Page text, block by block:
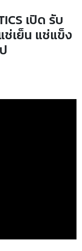
เปิด รับ
เย็น แช่แข็ง